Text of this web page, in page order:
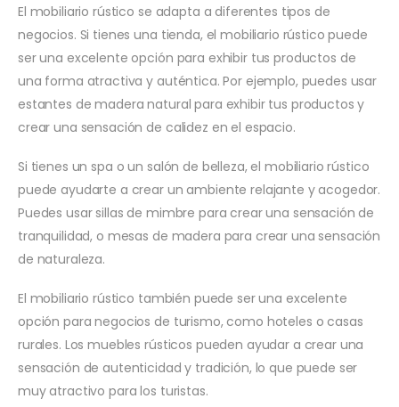
El mobiliario rústico se adapta a diferentes tipos de
negocios. Si tienes una tienda, el mobiliario rústico puede
ser una excelente opción para exhibir tus productos de
una forma atractiva y auténtica. Por ejemplo, puedes usar
estantes de madera natural para exhibir tus productos y
crear una sensación de calidez en el espacio.
Si tienes un spa o un salón de belleza, el mobiliario rústico
puede ayudarte a crear un ambiente relajante y acogedor.
Puedes usar sillas de mimbre para crear una sensación de
tranquilidad, o mesas de madera para crear una sensación
de naturaleza.
El mobiliario rústico también puede ser una excelente
opción para negocios de turismo, como hoteles o casas
rurales. Los muebles rústicos pueden ayudar a crear una
sensación de autenticidad y tradición, lo que puede ser
muy atractivo para los turistas.